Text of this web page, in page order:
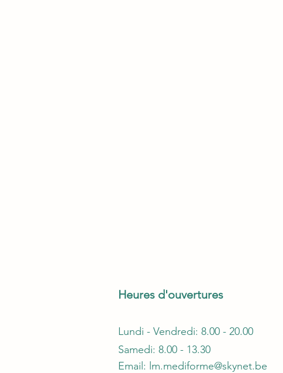
Heures d'ouvertures
Lundi - Vendredi: 8.00 - 20.00
Samedi: 8.00 - 13.30
Email: lm.mediforme@skynet.be